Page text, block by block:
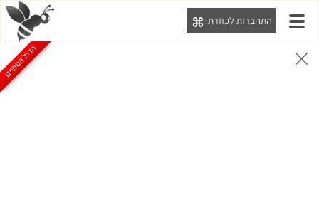
התחברות לכוורת
הבהרה: בי.דילז הינה פלטפורמה חברתית פתוחה והתכנים המתפרסמים בה הינם מטעם הגולשים.הדיל הסתיים